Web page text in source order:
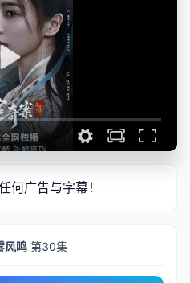
何广告与字幕！
风鸣 第30集